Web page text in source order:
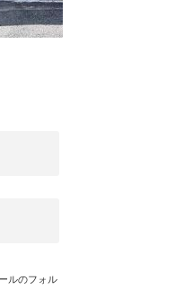
ルのフォル